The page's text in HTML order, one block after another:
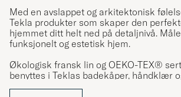
Med en avslappet og arkitektonisk
Tekla produkter som skaper den
hjemmet ditt helt ned på detaljnivå.
funksjonelt og estetisk hjem.
Økologisk fransk lin og OEKO-TEX®
benyttes i Teklas badekåper, håndklær
sengetøy steinvaskes for å få fram en